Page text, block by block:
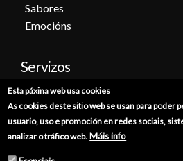
Sabores
Emocións
Servizos
Cita previa
Sede electrónica
Catálogo de trámites
Esta páxina web usa cookies
As cookies deste sitio web se usan para poder
usuario, uso e promoción en redes sociais,
analizar o tráfico web. Máis info